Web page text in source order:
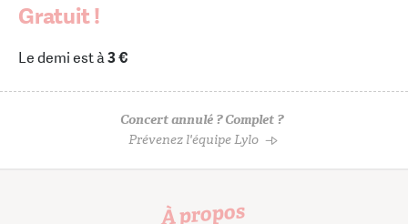
Gratuit !
Le demi est à3 €
Concert annulé ? Complet ?
Prévenez l'équipe Lylo
À propos